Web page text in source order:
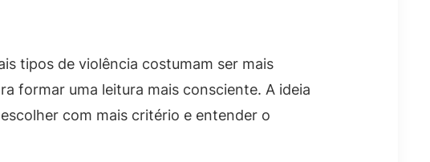
tipos de violência costumam ser mais
formar uma leitura mais consciente. A ideia
com mais critério e entender o